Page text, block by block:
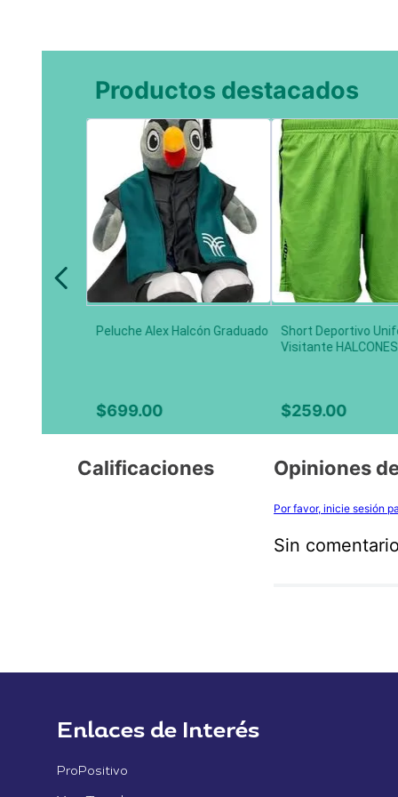
Productos destacados
Peluche Alex Halcón Graduado
$699.00
Short Deportivo
Visitante
$259.00
Calificaciones Opiniones
Por favor, inicie sesión
Sin
Enlaces de Interés
ProPositivo